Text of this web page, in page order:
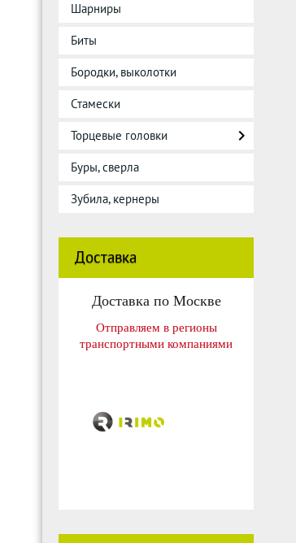
Шарниры
Биты
Бородки, выколотки
Стамески
Торцевые головки
Буры, сверла
Зубила, кернеры
Доставка
Доставка по Москве
Отправляем в регионы
транспортными компаниями